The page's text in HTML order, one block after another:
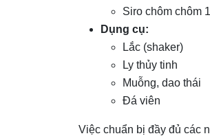
Siro chôm chôm
Dụng cụ:
Lắc (shaker)
Ly thủy tinh
Muỗng, dao thái
Đá viên
Việc chuẩn bị đầy đủ các